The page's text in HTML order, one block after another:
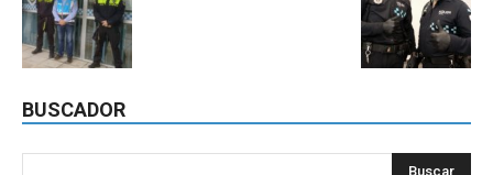
BUSCADOR